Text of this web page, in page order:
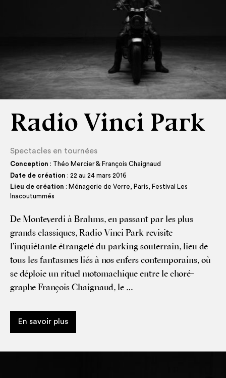
Radio Vinci Park
Spectacles en tournées
Conception : Théo Mercier & François Chaignaud
Date de création : 22 au 24 mars 2016
Lieu de création : Ménagerie de Verre, Paris, Festival Les
Inacoutummés
De Mon­te­ver­di à Brahms, en pas­sant par les plus
grands clas­siques, Radio Vin­ci Park revi­site
l’inquiétante étran­ge­té du par­king sou­ter­rain, lieu de
tous les fan­tasmes liés à nos enfers contem­po­rains, où
se déploie un rituel moto­ma­chique entre le cho­ré­
graphe Fran­çois Chai­gnaud, le …
En savoir plus